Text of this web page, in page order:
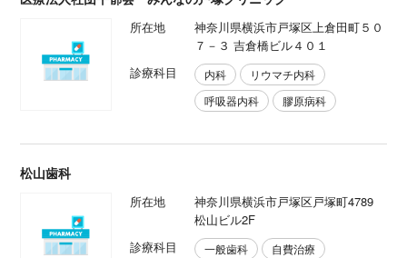
所在地
神奈川県横浜市戸塚区上倉田町５０
７－３ 吉倉橋ビル４０１
診療科目
内科
リウマチ内科
呼吸器内科
膠原病科
松山歯科
所在地
神奈川県横浜市戸塚区戸塚町4789
松山ビル2F
診療科目
一般歯科
自費治療